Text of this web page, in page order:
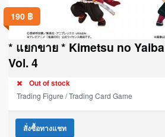
190 ฿
* แยกขาย * Kimetsu no
Vol. 4
Out of stock
Trading Figure / Trading Card Game
สั่งซื้อทางแชท